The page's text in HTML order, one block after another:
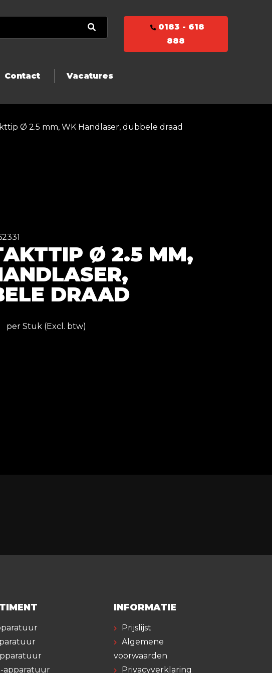
0183 - 618
888
Contact Vacatures
Ø 2.5 mm, WK Handlaser, dubbele draad
Ø 2.5 MM,
DRAAD
per Stuk (Excl. btw)
apparatuur
INFORMATIE
Prijslijst
Algemene
voorwaarden
Privacyverklaring